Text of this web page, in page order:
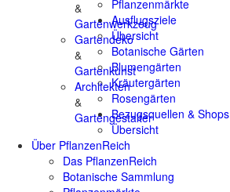
&
Gartenwerkzeug
Gartendeko
&
Gartenkunst
Architekten
&
Gartengestalter
Pflanzenmärkte
Ausflugsziele
Übersicht
Botanische Gärten
Blumengärten
Kräutergärten
Rosengärten
Bezugsquellen & Shops
Übersicht
Über PflanzenReich
Das PflanzenReich
Botanische Sammlung